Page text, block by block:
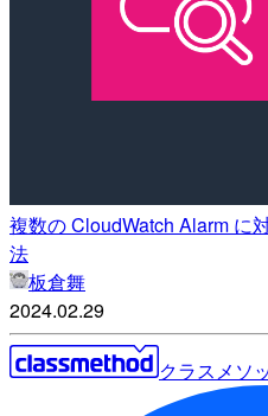
複数の CloudWatch Alarm に
法
板倉舞
2024.02.29
クラスメソ